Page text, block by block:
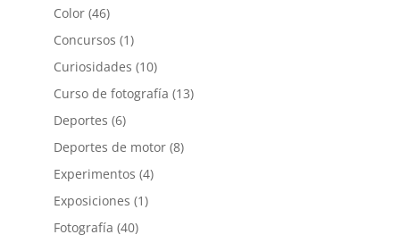
Color(46)
Concursos (1)
Curiosidades (10)
Curso de fotografía (13)
Deportes (6)
Deportes de motor(8)
Experimentos (4)
Exposiciones (1)
Fotografía (40)